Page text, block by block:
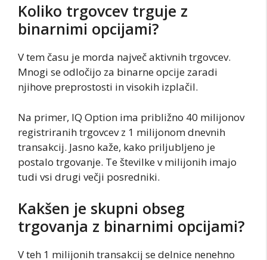
Koliko trgovcev trguje z
binarnimi opcijami?
V tem času je morda največ aktivnih trgovcev.
Mnogi se odločijo za binarne opcije zaradi
njihove preprostosti in visokih izplačil.
Na primer, IQ Option ima približno 40 milijonov
registriranih trgovcev z 1 milijonom dnevnih
transakcij. Jasno kaže, kako priljubljeno je
postalo trgovanje. Te številke v milijonih imajo
tudi vsi drugi večji posredniki.
Kakšen je skupni obseg
trgovanja z binarnimi opcijami?
V teh 1 milijonih transakcij se delnice nenehno